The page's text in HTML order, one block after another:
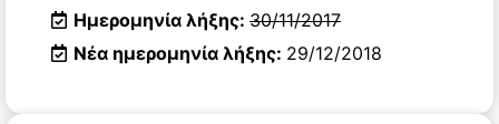
Ημερομηνία λήξης: 30/11/2017
Νέα ημερομηνία λήξης: 29/12/2018